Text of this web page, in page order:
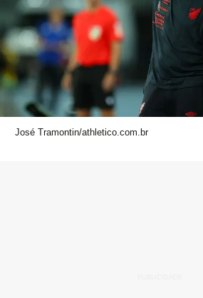
José Tramontin/athletico.com.br